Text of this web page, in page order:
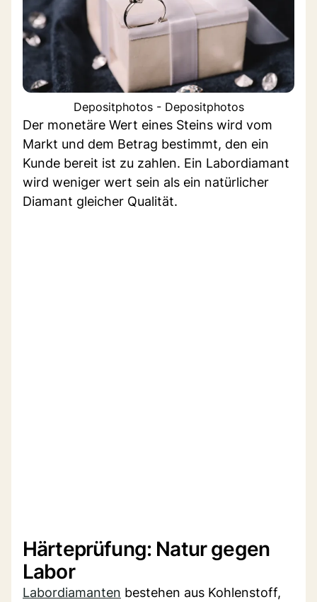
Depositphotos - Depositphotos
Der monetäre Wert eines Steins wird vom
Markt und dem Betrag bestimmt, den ein
Kunde bereit ist zu zahlen. Ein Labordiamant
wird weniger wert sein als ein natürlicher
Diamant gleicher Qualität.
Härteprüfung: Natur gegen
Labor
Labordiamanten bestehen aus Kohlenstoff,